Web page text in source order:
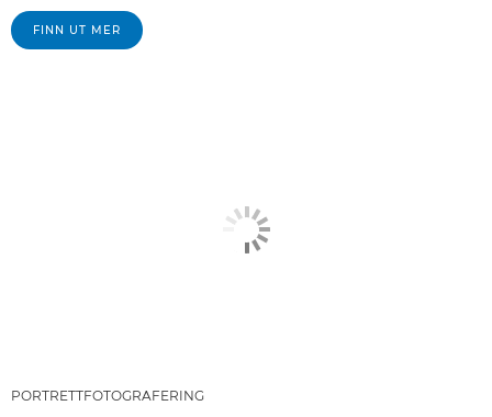
FINN UT MER
PORTRETTFOTOGRAFERING